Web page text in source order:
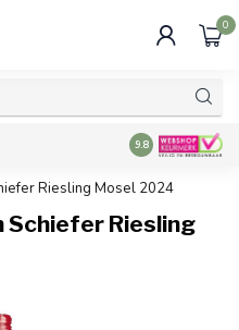
0
Voor 16:00
9.8
Riesling Mosel 2024
Riesling